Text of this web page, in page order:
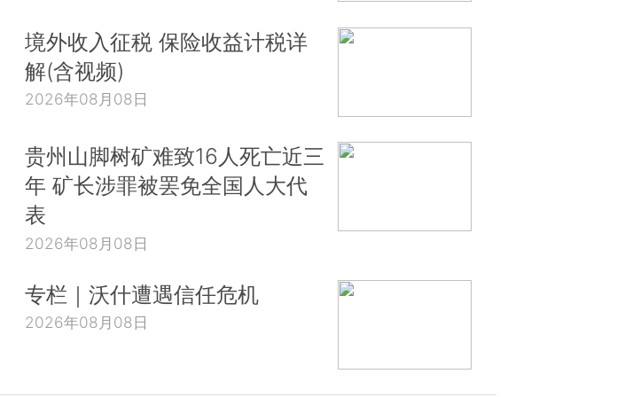
境外收入征税 保险收益计税详
解(含视频)
2026年08月08日
贵州山脚树矿难致16人死亡近三
年 矿长涉罪被罢免全国人大代
表
2026年08月08日
专栏｜沃什遭遇信任危机
2026年08月08日